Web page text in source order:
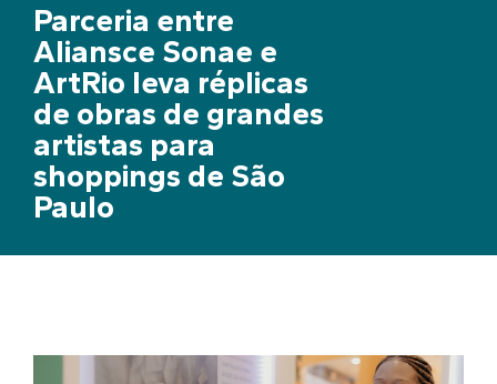
Parceria entre
Aliansce Sonae e
ArtRio leva réplicas
de obras de grandes
artistas para
shoppings de São
Paulo